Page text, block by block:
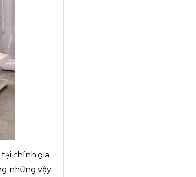
tại chính gia
những vậy